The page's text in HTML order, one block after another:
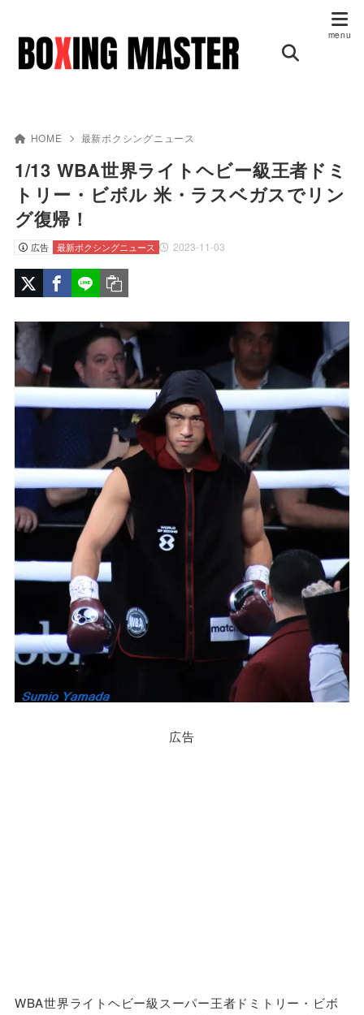
HOME 最新ボクシングニュース
1/13 WBA世界ライトヘビー級王者ドミ
トリー・ビボル 米・ラスベガスでリン
グ復帰！
広告 2023-11-03
最新ボクシングニュース
広告
WBA世界ライトヘビー級スーパー王者ドミトリー・ビボ